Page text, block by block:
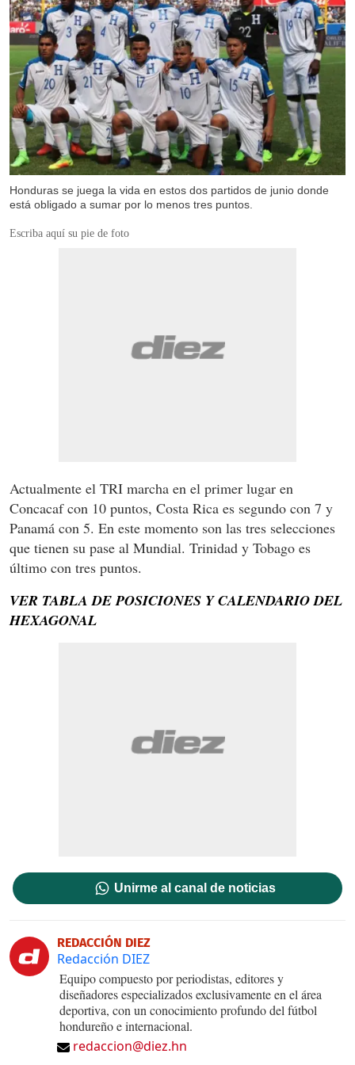
Honduras se juega la vida en estos dos partidos de junio donde
está obligado a sumar por lo menos tres puntos.
Escriba aquí su pie de foto
Actualmente el TRI marcha en el primer lugar en
Concacaf con 10 puntos, Costa Rica es segundo con 7 y
Panamá con 5. En este momento son las tres selecciones
que tienen su pase al Mundial. Trinidad y Tobago es
último con tres puntos.
VER TABLA DE POSICIONES Y CALENDARIO DEL
HEXAGONAL
Unirme al canal de noticias
REDACCIÓN DIEZ
Redacción DIEZ
Equipo compuesto por periodistas, editores y
diseñadores especializados exclusivamente en el área
deportiva, con un conocimiento profundo del fútbol
hondureño e internacional.
redaccion@diez.hn